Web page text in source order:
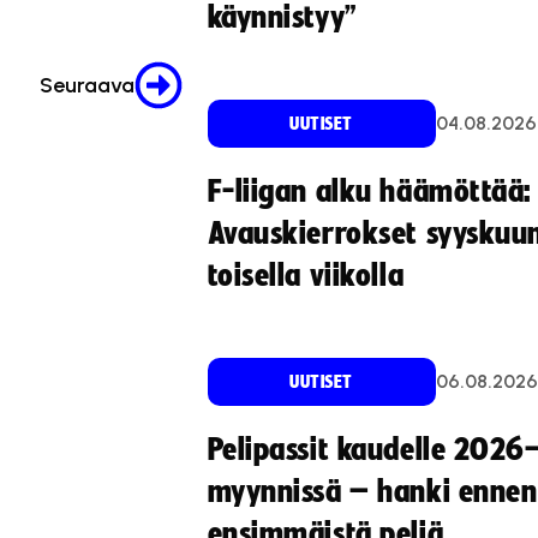
Seuraava
käynnistyy”
UUTISET 04.08.2026
F-liigan alku häämöttää:
Avauskierrokset
toisella viikolla
UUTISET 06.08.2026
Pelipassit kaudelle
myynnissä – hanki ennen